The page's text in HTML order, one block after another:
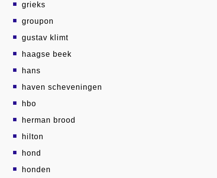
grieks
groupon
gustav klimt
haagse beek
hans
haven scheveningen
hbo
herman brood
hilton
hond
honden